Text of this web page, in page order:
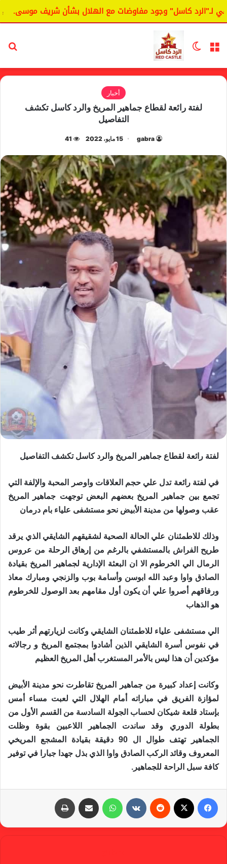
كاسل" وجود مفاوضات مع الهلال بشأن شريف موسى.
القائمة الوضع المظلم
أخبار
لفتة رائعة لقطاع جماهير المريخ والرد كاسل تكشف
التفاصيل
gabra 15 مايو، 2022 41
لفتة رائعة لقطاع جماهير المريخ والرد كاسل تكشف التفاصيل
في لفتة رائعة تدل علي حجم العلاقات واوصر المحبة والإلفة التي
تجمع بين جماهير المريخ بعضهم البعض توجهت جماهير المريخ
عقب وصولها من مدينة الأبيض نحو مستشفى علياء بام درمان
وذلك للاطمئنان علي الحالة الصحية لشقيقهم الشايقي الذي يرقد
طريح الفراش بالمستشفي بالرغم من إرهاق الرحلة من عروس
الرمال الي الخرطوم الا ان البعثة الإدارية لجماهير المريخ بقيادة
الصادق واوا وعبد الله ابوسن وأسامة بوب والزنجي ومبارك معاذ
ورفاقهم أصروا علي أن يكون أول مقامهم بعد الوصول للخرطوم
هو الذهاب
الي مستشفى علياء للاطمئنان الشايقي وكانت لزيارتهم أثر طيب
في نفوس أسرة الشايقي الذين أشادوا بمجتمع المريخ و رجالاته
مؤكدين أن هذا ليس بالأمر المستغرب أهل المريخ العظيم
وكانت إعداد كبيرة من جماهير المريخ تقاطرت نحو مدينة الأبيض
لمؤازة الفريق في مباراته أمام الهلال التي لعبت مساء أمس
بإستاد قلعة شيكان لحساب الجولة السادسة من القسم الأول من
بطولة الدوري وقد ساندت الجماهير اللاعبين بقوة وظلت
الجماهير تهتف طوال ال 90 دقيقة بقيادة المشجع المريخي
المعروف وقائد الركب الصادق واوا الذي بذل جهدا جبارا في توفير
كافة سبل الراحة للجماهير.
واتساب